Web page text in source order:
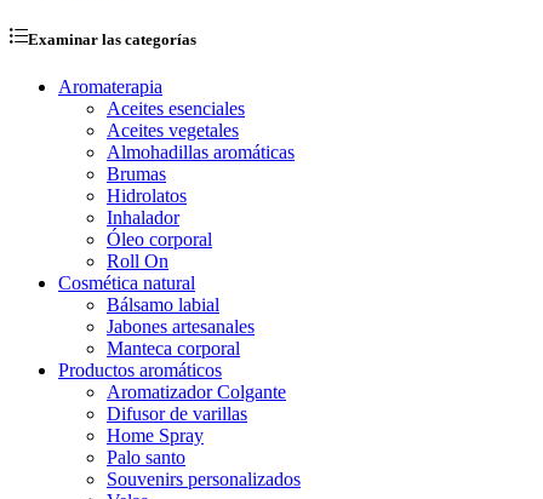
Examinar las categorías
Aromaterapia
Aceites esenciales
Aceites vegetales
Almohadillas aromáticas
Brumas
Hidrolatos
Inhalador
Óleo corporal
Roll On
Cosmética natural
Bálsamo labial
Jabones artesanales
Manteca corporal
Productos aromáticos
Aromatizador Colgante
Difusor de varillas
Home Spray
Palo santo
Souvenirs personalizados